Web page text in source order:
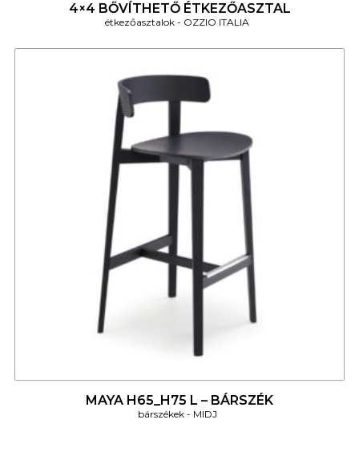
4×4 BŐVÍTHETŐ ÉTKEZŐASZTAL
étkezőasztalok OZZIO ITALIA
MAYA H65_H75 L – BÁRSZÉK
bárszékek MIDJ